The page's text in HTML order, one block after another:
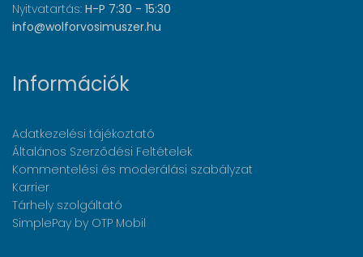
Nyitvatartás: H-P 7:30 - 15:30
info@wolforvosimuszer.hu
Információk
Adatkezelési tájékoztató
Általános Szerződési Feltételek
Kommentelési és moderálási szabályzat
Karrier
Tárhely szolgáltató
SimplePay by OTP Mobil